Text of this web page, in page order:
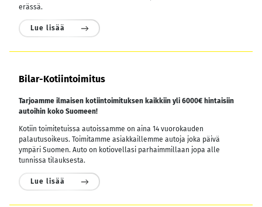
erässä.
Lue lisää
Bilar-Kotiintoimitus
Tarjoamme ilmaisen kotiintoimituksen kaikkiin yli 6000€ hintaisiin
autoihin koko Suomeen!
Kotiin toimitetuissa autoissamme on aina 14 vuorokauden
palautusoikeus. Toimitamme asiakkaillemme autoja joka päivä
ympäri Suomen. Auto on kotiovellasi parhaimmillaan jopa alle
tunnissa tilauksesta.
Lue lisää